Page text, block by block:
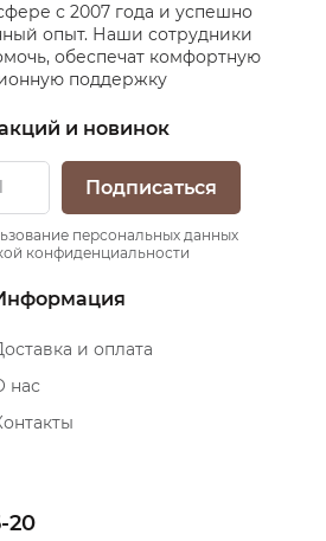
с 2007 года и успешно
опыт. Наши сотрудники
обеспечат комфортную
поддержку
и новинок
Подписаться
персональных данных
конфиденциальности
и оплата
нас
20